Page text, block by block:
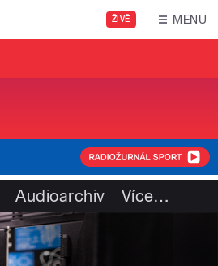
ŽIVĚ MENU
Audioarchiv Více…